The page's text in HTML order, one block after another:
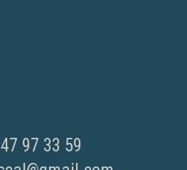
97 33 59